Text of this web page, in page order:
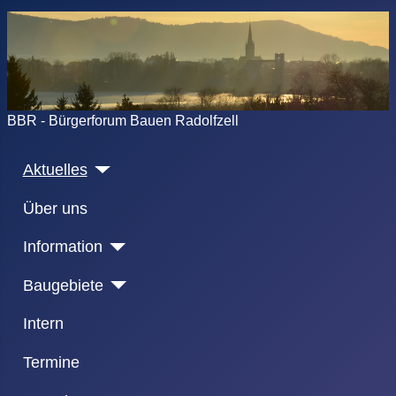
BBR - Bürgerforum Bauen Radolfzell
Aktuelles
Über uns
Information
Baugebiete
Intern
Termine